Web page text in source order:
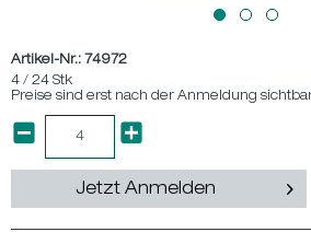
Artikel-Nr.: 74972
4 / 24 Stk
Preise sind erst nach der Anmeldung
Jetzt Anmelden